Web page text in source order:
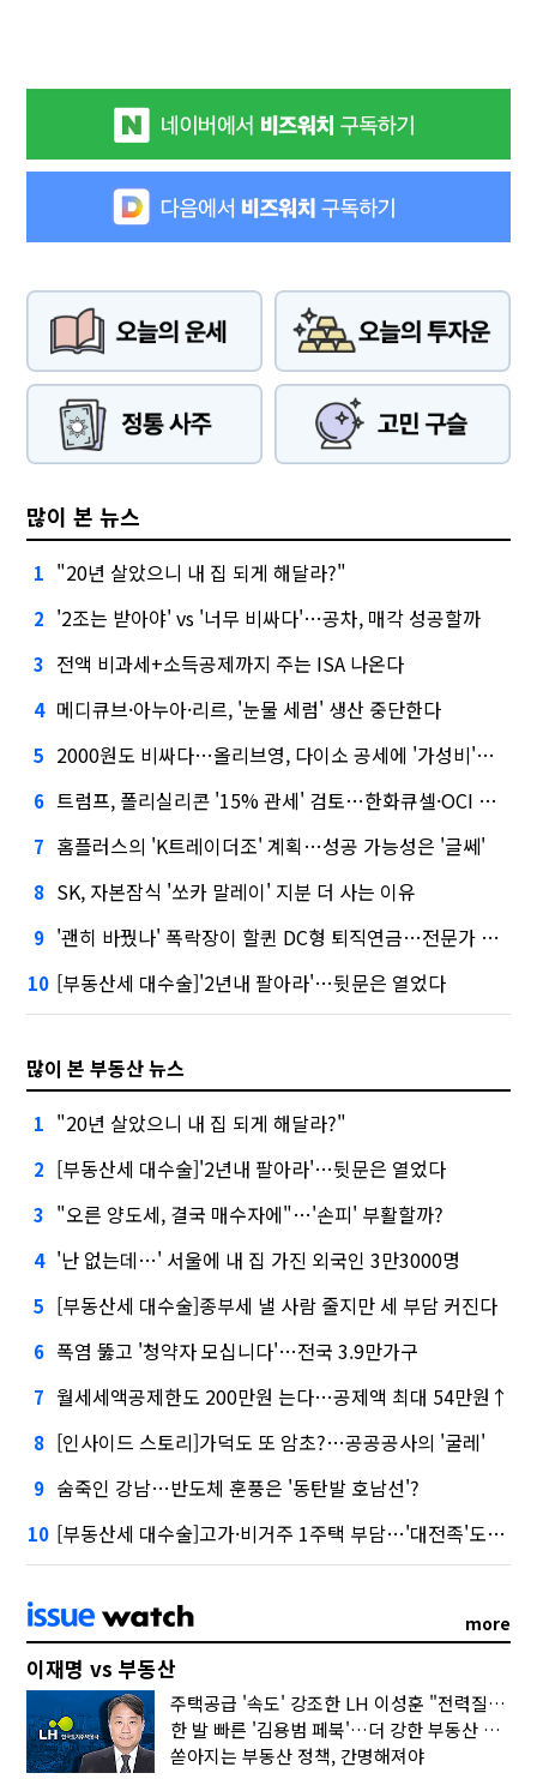
많이 본 뉴스
1 "20년 살았으니 내 집 되게 해달라?"
2 '2조는 받아야' vs '너무 비싸다'…공차, 매각 성공할까
3 전액 비과세+소득공제까지 주는 ISA 나온다
4 메디큐브·아누아·리르, '눈물 세럼' 생산 중단한다
5 2000원도 비싸다…올리브영, 다이소 공세에 '가성비'로 맞불
6 트럼프, 폴리실리콘 '15% 관세' 검토…한화큐셀·OCI 영향은?
7 홈플러스의 'K트레이더조' 계획…성공 가능성은 '글쎄'
8 SK, 자본잠식 '쏘카 말레이' 지분 더 사는 이유
9 '괜히 바꿨나' 폭락장이 할퀸 DC형 퇴직연금…전문가 조언은
10 [부동산세 대수술]'2년내 팔아라'…뒷문은 열었다
많이 본 부동산 뉴스
1 "20년 살았으니 내 집 되게 해달라?"
2 [부동산세 대수술]'2년내 팔아라'…뒷문은 열었다
3 "오른 양도세, 결국 매수자에"…'손피' 부활할까?
4 '난 없는데…' 서울에 내 집 가진 외국인 3만3000명
5 [부동산세 대수술]종부세 낼 사람 줄지만 세 부담 커진다
6 폭염 뚫고 '청약자 모십니다'…전국 3.9만가구
7 월세세액공제한도 200만원 는다…공제액 최대 54만원↑
8 [인사이드 스토리]가덕도 또 암초?…공공공사의 '굴레'
9 숨죽인 강남…반도체 훈풍은 '동탄발 호남선'?
10 [부동산세 대수술]고가·비거주 1주택 부담…'대전족'도 불똥
more
이재명 vs 부동산
주택공급 '속도' 강조한 LH 이성훈 "전력질주해야"
한 발 빠른 '김용범 페북'…더 강한 부동산 규제 나오나
쏟아지는 부동산 정책, 간명해져야